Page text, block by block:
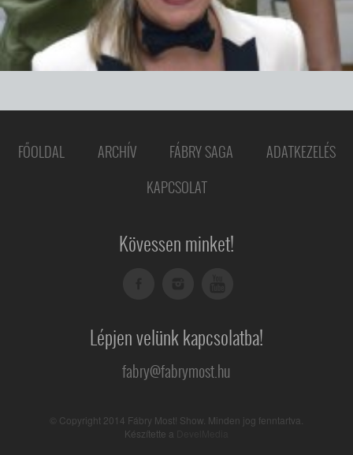
FŐOLDAL ARCHÍV FÁBRY SAGA
ADATKEZELÉS
KAPCSOLAT
Kövessen minket!
Lépjen velünk kapcsolatba!
fabry@fabrymost.hu
© Copyright 2014 Fábry Most! Show. Minden jog fenntartva.
Készítette a